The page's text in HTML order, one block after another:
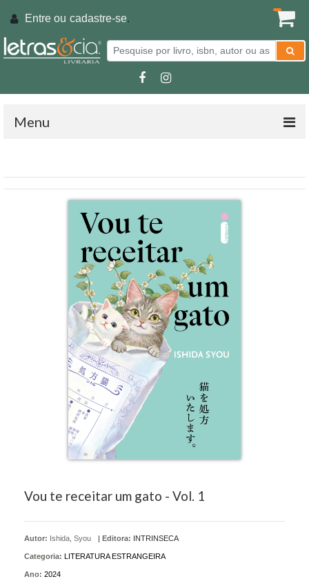
Entre ou cadastre-se.
Menu
Vou te receitar um gato - Vol. 1
Autor: Ishida, Syou | Editora: INTRINSECA
Categoria: LITERATURA ESTRANGEIRA
Ano: 2024